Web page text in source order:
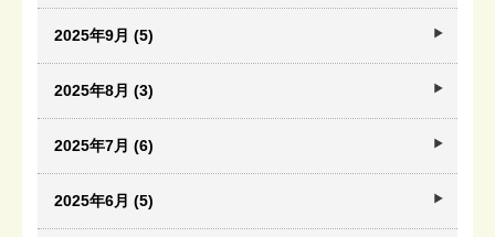
2025年9月 (5)
2025年8月 (3)
2025年7月 (6)
2025年6月 (5)